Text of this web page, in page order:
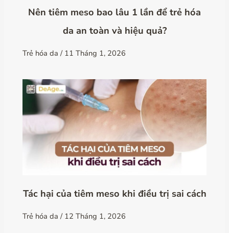
Nên tiêm meso bao lâu 1 lần để trẻ hóa
da an toàn và hiệu quả?
Trẻ hóa da / 11 Tháng 1, 2026
Tác hại của tiêm meso khi điều trị sai cách
Trẻ hóa da / 12 Tháng 1, 2026